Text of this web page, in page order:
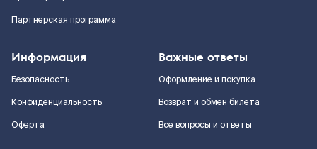
Партнерская программа
Информация
Безопасность
Конфиденциальность
Оферта
Важные ответы
Оформление и покупка
Возврат и обмен билета
Все вопросы и ответы